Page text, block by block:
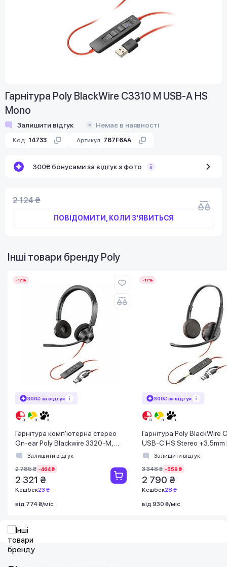
Гарнітура Poly BlackWire C3310 M USB-A HS
Mono
Залишити відгук Немає в наявності
Код: 14733 Артикул: 767F6AA
300₴ бонусами за відгук з фото
2 124 ₴
ПОВІДОМИТИ, КОЛИ З'ЯВИТЬСЯ
Інші товари бренду Poly
-17%
300₴ за відгук
Гарнітура комп'ютерна стерео
On-ear Poly Blackwire 3320-M,
USB-A, USB-C, всеспрямований,
Залишити відгук
2 785 ₴ -464 ₴
2 321 ₴
Кешбек23 ₴
від 774 ₴/міс
-17%
300₴ за відгук
Гарнітура Poly BlackWire
USB-C HS Stereo +3.5mm
+USB-C/A Adapter (Bulk)
Залишити відгук
3 348 ₴ -558 ₴
2 790 ₴
Кешбек28 ₴
від 930 ₴/міс